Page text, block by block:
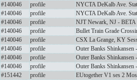
#140046 profile
NYCTA DeKalb Ave.
#140046 profile
NYCTA DeKalb Ave.
#140046 profile
NJT Newark, NJ - BETA
#140046 profile
Bullet Train Grade
#140046 profile
CSX La Grange, KY
#140046 profile
Outer Banks
#140046 profile
Outer Banks
#140046 profile
Outer Banks
#151442 profile
EUtogether V1 ses 2